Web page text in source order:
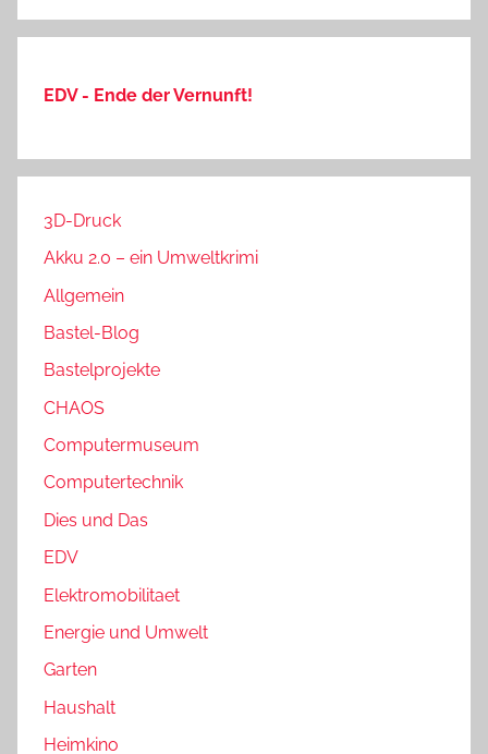
EDV - Ende der Vernunft!
3D-Druck
Akku 2.0 – ein Umweltkrimi
Allgemein
Bastel-Blog
Bastelprojekte
CHAOS
Computermuseum
Computertechnik
Dies und Das
EDV
Elektromobilitaet
Energie und Umwelt
Garten
Haushalt
Heimkino